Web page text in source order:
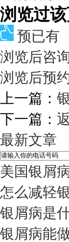
浏览过
预已有
浏览后咨
浏览后预
上一篇：
下一篇：
最新文章
美国银屑
怎么减轻
银屑病是
银屑病能